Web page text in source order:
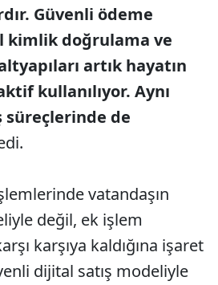
Güvenli ödeme
doğrulama ve
artık hayatın
kullanılıyor. Aynı
süreçlerinde de
vatandaşın
değil, ek işlem
karşıya kaldığına işaret
dijital satış modeliyle